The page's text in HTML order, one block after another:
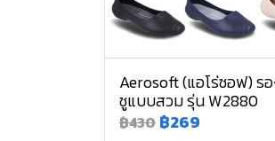
Aerosoft (แอโร่ซอฟ) ร
ชูแบบสวม รุ่น W2880
฿430 ฿269